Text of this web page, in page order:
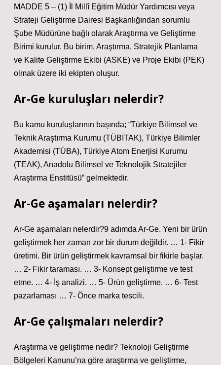
MADDE 5 – (1) İl Millî Eğitim Müdür Yardımcısı veya
Strateji Geliştirme Dairesi Başkanlığından sorumlu
Şube Müdürüne bağlı olarak Araştırma ve Geliştirme
Birimi kurulur. Bu birim, Araştırma, Stratejik Planlama
ve Kalite Geliştirme Ekibi (ASKE) ve Proje Ekibi (PEK)
olmak üzere iki ekipten oluşur.
Ar-Ge kuruluşları nelerdir?
Bu kamu kuruluşlarının başında; “Türkiye Bilimsel ve
Teknik Araştırma Kurumu (TÜBİTAK), Türkiye Bilimler
Akademisi (TÜBA), Türkiye Atom Enerjisi Kurumu
(TEAK), Anadolu Bilimsel ve Teknolojik Stratejiler
Araştırma Enstitüsü” gelmektedir.
Ar-Ge aşamaları nelerdir?
Ar-Ge aşamaları nelerdir?9 adımda Ar-Ge. Yeni bir ürün
geliştirmek her zaman zor bir durum değildir. … 1- Fikir
üretimi. Bir ürün geliştirmek kavramsal bir fikirle başlar.
… 2- Fikir taraması. … 3- Konsept geliştirme ve test
etme. … 4- İş analizi. … 5- Ürün geliştirme. … 6- Test
pazarlaması … 7- Önce marka tescili.
Ar-Ge çalışmaları nelerdir?
Araştırma ve geliştirme nedir? Teknoloji Geliştirme
Bölgeleri Kanunu’na göre araştırma ve geliştirme,